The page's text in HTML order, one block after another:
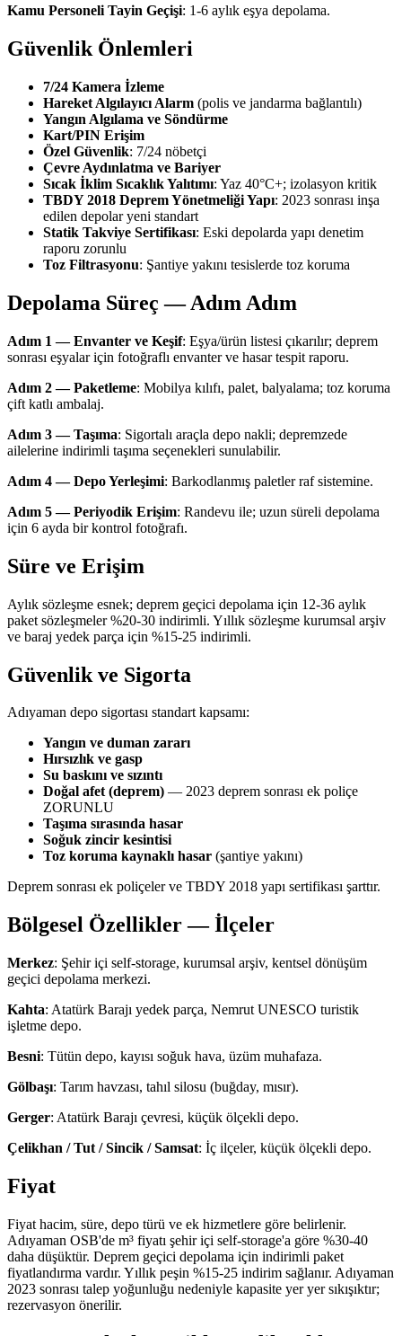
Kamu Personeli Tayin Geçişi: 1-6 aylık eşya depolama.
Güvenlik Önlemleri
7/24 Kamera İzleme
Hareket Algılayıcı Alarm (polis ve jandarma bağlantılı)
Yangın Algılama ve Söndürme
Kart/PIN Erişim
Özel Güvenlik: 7/24 nöbetçi
Çevre Aydınlatma ve Bariyer
Sıcak İklim Sıcaklık Yalıtımı: Yaz 40°C+; izolasyon kritik
TBDY 2018 Deprem Yönetmeliği Yapı: 2023 sonrası inşa
edilen depolar yeni standart
Statik Takviye Sertifikası: Eski depolarda yapı denetim
raporu zorunlu
Toz Filtrasyonu: Şantiye yakını tesislerde toz koruma
Depolama Süreç — Adım Adım
Adım 1 — Envanter ve Keşif: Eşya/ürün listesi çıkarılır; deprem
sonrası eşyalar için fotoğraflı envanter ve hasar tespit raporu.
Adım 2 — Paketleme: Mobilya kılıfı, palet, balyalama; toz koruma
çift katlı ambalaj.
Adım 3 — Taşıma: Sigortalı araçla depo nakli; depremzede
ailelerine indirimli taşıma seçenekleri sunulabilir.
Adım 4 — Depo Yerleşimi: Barkodlanmış paletler raf sistemine.
Adım 5 — Periyodik Erişim: Randevu ile; uzun süreli depolama
için 6 ayda bir kontrol fotoğrafı.
Süre ve Erişim
Aylık sözleşme esnek; deprem geçici depolama için 12-36 aylık
paket sözleşmeler %20-30 indirimli. Yıllık sözleşme kurumsal arşiv
ve baraj yedek parça için %15-25 indirimli.
Güvenlik ve Sigorta
Adıyaman depo sigortası standart kapsamı:
Yangın ve duman zararı
Hırsızlık ve gasp
Su baskını ve sızıntı
Doğal afet (deprem) — 2023 deprem sonrası ek poliçe
ZORUNLU
Taşıma sırasında hasar
Soğuk zincir kesintisi
Toz koruma kaynaklı hasar (şantiye yakını)
Deprem sonrası ek poliçeler ve TBDY 2018 yapı sertifikası şarttır.
Bölgesel Özellikler — İlçeler
Merkez: Şehir içi self-storage, kurumsal arşiv, kentsel dönüşüm
geçici depolama merkezi.
Kahta: Atatürk Barajı yedek parça, Nemrut UNESCO turistik
işletme depo.
Besni: Tütün depo, kayısı soğuk hava, üzüm muhafaza.
Gölbaşı: Tarım havzası, tahıl silosu (buğday, mısır).
Gerger: Atatürk Barajı çevresi, küçük ölçekli depo.
Çelikhan / Tut / Sincik / Samsat: İç ilçeler, küçük ölçekli depo.
Fiyat
Fiyat hacim, süre, depo türü ve ek hizmetlere göre belirlenir.
Adıyaman OSB'de m³ fiyatı şehir içi self-storage'a göre %30-40
daha düşüktür. Deprem geçici depolama için indirimli paket
fiyatlandırma vardır. Yıllık peşin %15-25 indirim sağlanır. Adıyaman
2023 sonrası talep yoğunluğu nedeniyle kapasite yer yer sıkışıktır;
rezervasyon önerilir.